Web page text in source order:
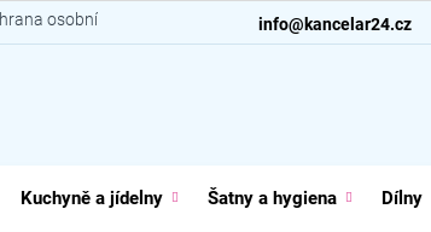
info@kancelar24.cz
osobních údajů
Kuchyně a jídelny Šatny a hygiena Dílny